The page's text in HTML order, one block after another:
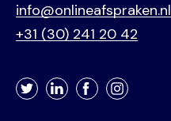
info@onlineafspraken.nl
+31 (30) 241 20 42
TwitterLinkedInFacebookInstagram